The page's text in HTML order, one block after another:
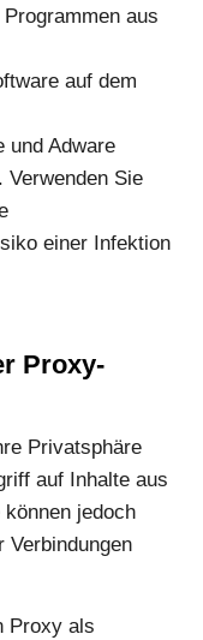
aus
auf dem
und Adware
Sie
einer Infektion
Proxy-
Privatsphäre
auf Inhalte aus
jedoch
Verbindungen
Proxy als